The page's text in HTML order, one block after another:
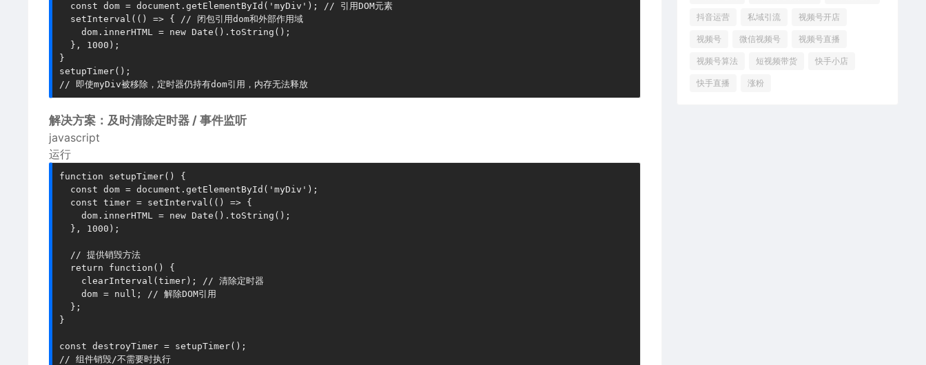
  const dom = document.getElementById('myDiv'); // 引用DOM元素
  setInterval(() => { // 闭包引用dom和外部作用域
    dom.innerHTML = new Date().toString();
  }, 1000);
}
setupTimer();
解决方案：及时清除定时器 / 事件监听
javascript
运行
function setupTimer() {
  const dom = document.getElementById('myDiv');
  const timer = setInterval(() => {
    dom.innerHTML = new Date().toString();
  }, 1000);
  // 提供销毁方法
  return function() {
    clearInterval(timer); // 清除定时器
    dom = null; // 解除DOM引用
  };
}
const destroyTimer = setupTimer();
// 组件销毁/不需要时执行
抖音运营 私域引流 视频号开店
视频号 微信视频号 视频号直播
视频号算法 短视频带货 快手小店
快手直播 涨粉